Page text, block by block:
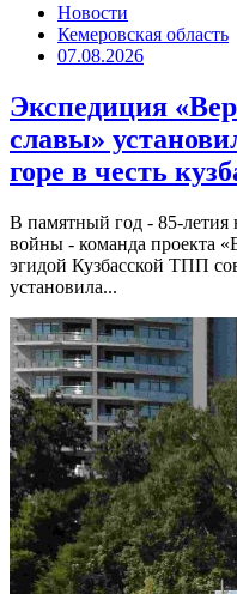
Новости
Кемеровская область
07.08.2026
Экспедиция
славы»
горе в честь
В памятный год - 85-летия
войны - команда проекта
эгидой Кузбасской ТПП
установила...